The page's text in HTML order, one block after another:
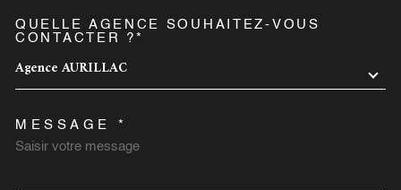
QUELLE AGENCE SOUHAITEZ-VOUS
CONTACTER ?*
Agence AURILLAC
MESSAGE *